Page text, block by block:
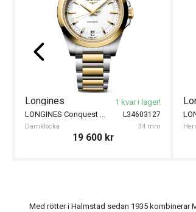
L34603127
Longines
Damklocka 34 mm
LONGINES Conquest Quartz 34mm
1 kvar i lager!
19 600 kr
Med rötter i Halmstad sedan 1935